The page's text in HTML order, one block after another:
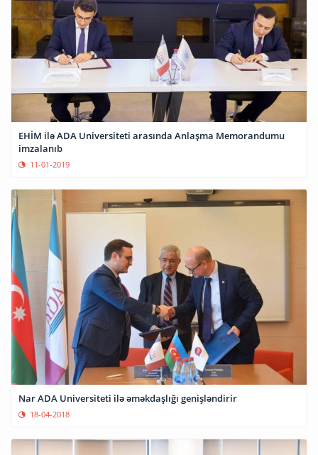
EHİM ilə ADA Universiteti arasında Anlaşma Memorandumu
imzalanıb
11-01-2019
Nar ADA Universiteti ilə əməkdaşlığı genişləndirir
18-04-2018